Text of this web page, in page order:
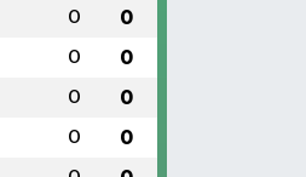
0 0
0 0
0 0
0 0